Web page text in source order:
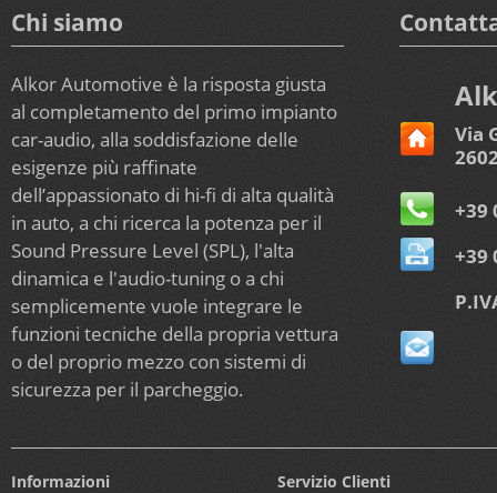
Chi siamo
Alkor Automotive è la risposta giusta
al completamento del primo impianto
car-audio, alla soddisfazione delle
esigenze più raffinate
dell’appassionato di hi-fi di alta qualità
in auto, a chi ricerca la potenza per il
Sound Pressure Level (SPL), l'alta
dinamica e l'audio-tuning o a chi
semplicemente vuole integrare le
funzioni tecniche della propria vettura
o del proprio mezzo con sistemi di
sicurezza per il parcheggio.
Via
+39
+39
Informazioni
Servizio Clienti